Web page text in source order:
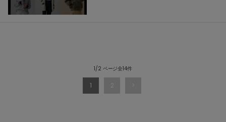
1/2 ページ全14件
1 2